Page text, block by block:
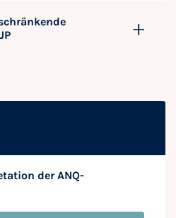
der ANQ-